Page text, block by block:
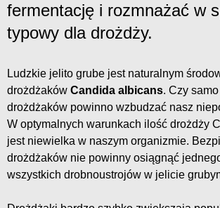
fermentację i rozmnażać w
typowy dla drożdży.
Ludzkie jelito grube jest naturalnym
drożdżaków Candida albicans. Czy
drożdżaków powinno wzbudzać nasz
W optymalnych warunkach ilość drożdży
jest niewielka w naszym organizmie.
drożdżaków nie powinny osiągnąć
wszystkich drobnoustrojów w jelicie